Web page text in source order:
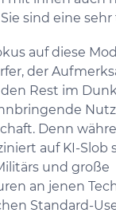
sind eine sehr
auf diese
der
Rest im
Denn
auf KI-Slob
und große
an jenen
Standard-